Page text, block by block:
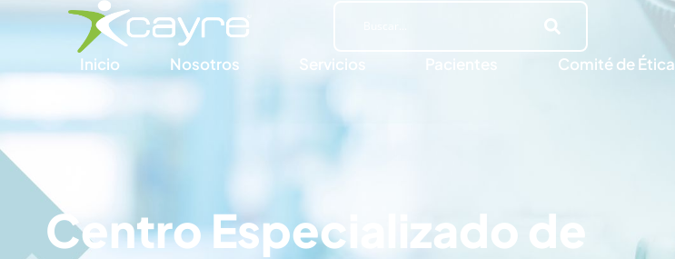
Inicio
Nosotros Servicios Comité de Ética
Centro Especializado de